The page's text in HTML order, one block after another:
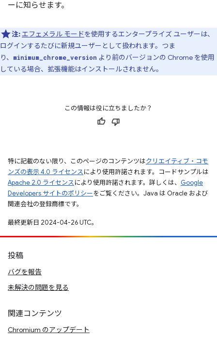
ーに知らせます。
注:エフェメラル モードを使用するエンタープライズ ユーザーは、
ログインするたびに新規ユーザーとして扱われます。つま
り、
minimum_chrome_version より前のバージョンの Chrome を使用
している場合、拡張機能はインストールされません。
この情報は役に立ちましたか？
特に記載のない限り、このページのコンテンツはクリエイティブ・コモ
ンズの表示 4.0 ライセンスにより使用許諾されます。コードサンプルは
Apache 2.0 ライセンスにより使用許諾されます。詳しくは、 Google
Developers サイトのポリシーをご覧ください。Java は Oracle および
関連会社の登録商標です。
最終更新日 2024-04-26 UTC。
投稿
バグを報告
未解決の問題を見る
関連コンテンツ
Chromium のアップデート